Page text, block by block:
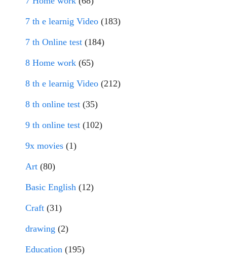
7 th e learnig Video (183)
7 th Online test (184)
8 Home work (65)
8 th e learnig Video (212)
8 th online test (35)
9 th online test (102)
9x movies (1)
Art (80)
Basic English (12)
Craft (31)
drawing (2)
Education (195)